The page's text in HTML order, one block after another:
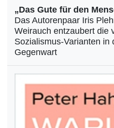
„Das Gute für den
Das Autorenpaar Iris
Weirauch entzaubert die
Sozialismus-Varianten in
Gegenwart